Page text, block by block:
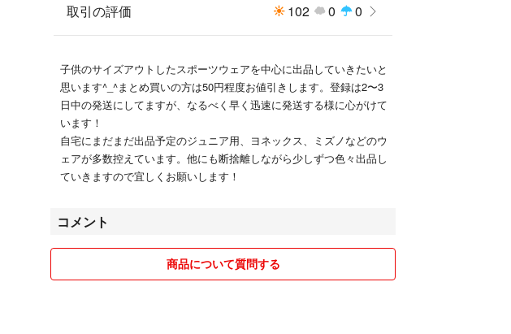
取引の評価 102 0 0
子供のサイズアウトしたスポーツウェアを中心に出品していきたいと
思います^_^まとめ買いの方は50円程度お値引きします。登録は2〜3
日中の発送にしてますが、なるべく早く迅速に発送する様に心がけて
います！
自宅にまだまだ出品予定のジュニア用、ヨネックス、ミズノなどのウ
ェアが多数控えています。他にも断捨離しながら少しずつ色々出品し
ていきますので宜しくお願いします！
コメント
商品について質問する